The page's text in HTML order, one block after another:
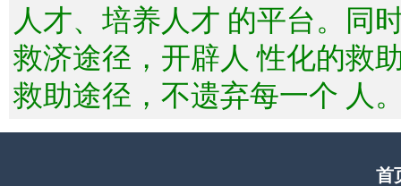
人才、培养人才 的平台。同
救济途径，开辟人 性化的救
救助途径，不遗弃每一个 人
首